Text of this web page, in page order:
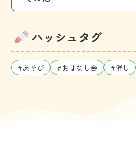
ハッシュタグ
#あそび #おはなし会 #催し